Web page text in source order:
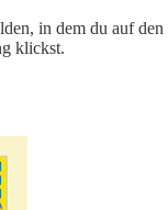
in dem du auf den
klickst.